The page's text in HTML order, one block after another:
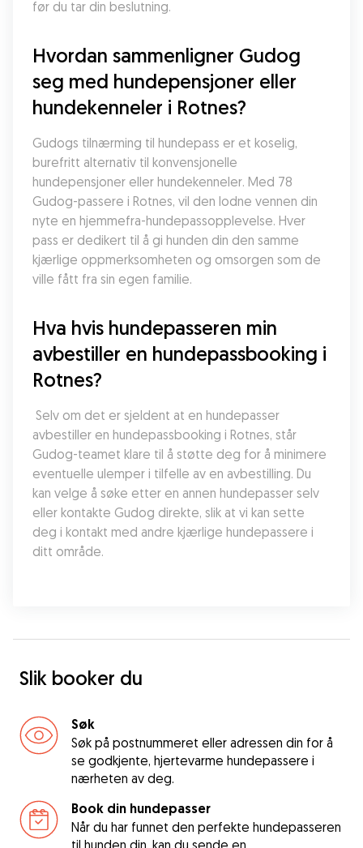
før du tar din beslutning.
Hvordan sammenligner Gudog
seg med hundepensjoner eller
hundekenneler i Rotnes?
Gudogs tilnærming til hundepass er et koselig,
burefritt alternativ til konvensjonelle
hundepensjoner eller hundekenneler. Med 78
Gudog-passere i Rotnes, vil den lodne vennen din
nyte en hjemmefra-hundepassopplevelse. Hver
pass er dedikert til å gi hunden din den samme
kjærlige oppmerksomheten og omsorgen som de
ville fått fra sin egen familie.
Hva hvis hundepasseren min
avbestiller en hundepassbooking i
Rotnes?
avbestiller en hundepassbooking i Rotnes, står
Gudog-teamet klare til å støtte deg for å minimere
eventuelle ulemper i tilfelle av en avbestilling. Du
kan velge å søke etter en annen hundepasser selv
eller kontakte Gudog direkte, slik at vi kan sette
deg i kontakt med andre kjærlige hundepassere i
ditt område.
Slik booker du
Søk
Søk på postnummeret eller adressen din for å
se godkjente, hjertevarme hundepassere i
nærheten av deg.
Book din hundepasser
Når du har funnet den perfekte hundepasseren
til hunden din, kan du sende en